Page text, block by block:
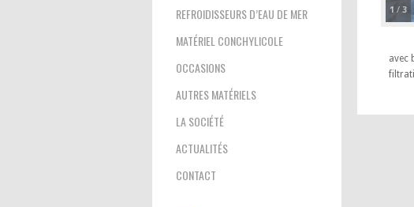
REFROIDISSEURS D’EAU DE MER
MATÉRIEL CONCHYLICOLE
OCCASIONS
AUTRES MATÉRIELS
LA SOCIÉTÉ
ACTUALITÉS
CONTACT
1 / 3
avec